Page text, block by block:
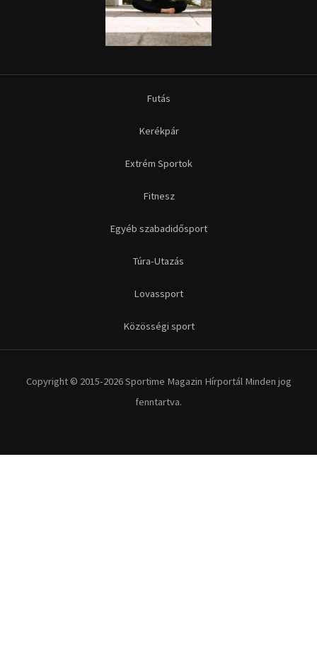
Futás
Kerékpár
Extrém Sportok
Fitnesz
Egyéb szabadidősport
Túra-Utazás
Lovassport
Közösségi sport
Copyright © 2015-2026 Sportime Magazin Hírportál Minden jog
fenntartva.